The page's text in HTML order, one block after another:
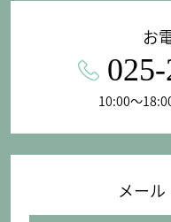
お
10:00〜
メー